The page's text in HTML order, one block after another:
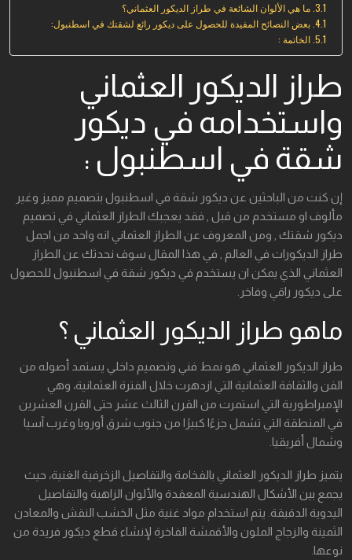
ما هي الألوان الشائعة في طراز الديكور العثماني؟
بعض النصائح المفيدة للحصول على ديكور رائع لشقتك في اسطنبول:
الخاتمة :
طراز الديكور العثماني
واستخدامه في ديكور
شقة في اسطنبول :
إن كنت من الباحثين عن ديكور شقة في اسطنبول بتصميم مميز وغير
مألوف او مستخدم من قبل , فقد يعجبك الطراز العثماني في تصميم
ديكور شقتك , ومن المعروف عن الطراز العثماني انه واحد من اجمل
طراز الديكورات في العالم , في هذا المقال سوف نحدثك عن الطراز
العثماني الذي يمكن ان يستخدم في ديكور شقة في اسطنبول للحصول
على ديكور راقي وفاخر.
ماهو طراز الديكور العثماني ؟
طراز الديكور العثماني هو نمط فني وتصميم داخلي يستمد أصوله من
الفن والثقافة العثمانية التي ازدهرت خلال الفترة العثمانية، وهي
الإمبراطورية التي استمرت من القرن الثالث عشر حتى القرن العشرين
في المنطقة التي تشمل جزءًا كبيرًا من جنوب شرق أوروبا وغرب آسيا
وشمال أفريقيا.
يتميز طراز الديكور العثماني بالفخامة والتفاصيل الزخرفية الغنية، حيث
يجمع بين الأشكال الهندسية المعقدة والألوان الزاهية والتفاصيل
اليدوية الدقيقة. يتم استخدام مواد غنية مثل الخشب النقش والمعادن
الثمينة والزجاج الملون والأقمشة الفاخرة لإنشاء قطع ديكور فريدة من
نوعها.